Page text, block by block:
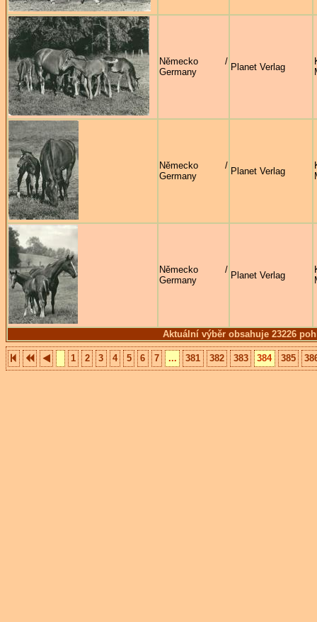
Aktuální výběr obsahuje 23226
Německo /
Germany
Planet Verlag
Německo /
Germany
Planet Verlag
Německo /
Germany
Planet Verlag
1 2 3 4 5 6 7 ... 381 382 383 384 385